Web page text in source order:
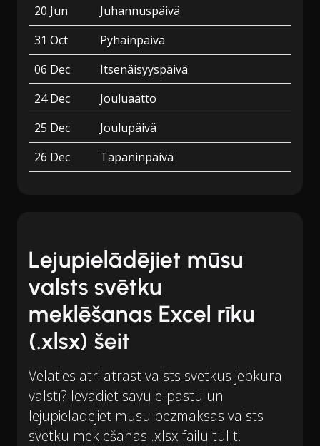
20 Jun
Juhannuspäivä
31 Oct
Pyhäinpäivä
06 Dec
Itsenäisyyspäivä
24 Dec
Jouluaatto
25 Dec
Joulupäivä
26 Dec
Tapaninpäivä
Lejupielādējiet mūsu
valsts svētku
meklēšanas Excel rīku
(.xlsx) šeit
Vēlaties ātri atrast valsts svētkus jebkurā
valstī? Ievadiet savu e-pastu un
lejupielādējiet mūsu bezmaksas valsts
svētku meklēšanas .xlsx failu tūlīt.